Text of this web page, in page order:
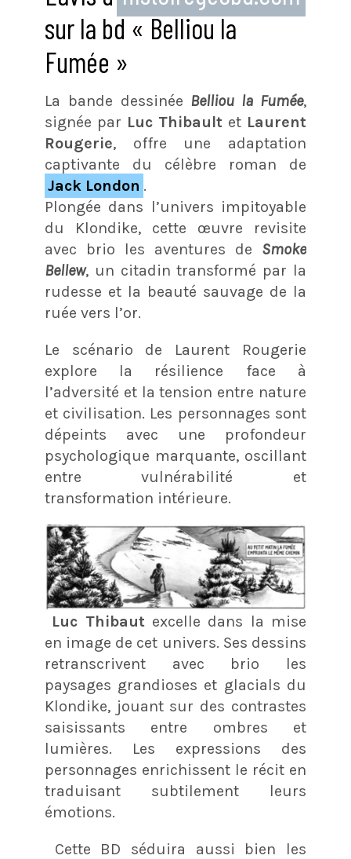
sur la bd « Belliou la
Fumée »
La bande dessinée Belliou la Fumée,
signée par Luc Thibault et Laurent
Rougerie, offre une adaptation
captivante du célèbre roman de
Jack London .
Plongée dans l’univers impitoyable
du Klondike, cette œuvre revisite
avec brio les aventures de Smoke
Bellew, un citadin transformé par la
rudesse et la beauté sauvage de la
ruée vers l’or.
Le scénario de Laurent Rougerie
explore la résilience face à
l’adversité et la tension entre nature
et civilisation. Les personnages sont
dépeints avec une profondeur
psychologique marquante, oscillant
entre vulnérabilité et
transformation intérieure.
Luc Thibautexcelle dans la mise
en image de cet univers. Ses dessins
retranscrivent avec brio les
paysages grandioses et glacials du
Klondike, jouant sur des contrastes
saisissants entre ombres et
lumières. Les expressions des
personnages enrichissent le récit en
traduisant subtilement leurs
émotions.
Cette BD séduira aussi bien les